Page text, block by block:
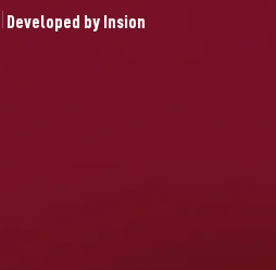
Developed by Insion